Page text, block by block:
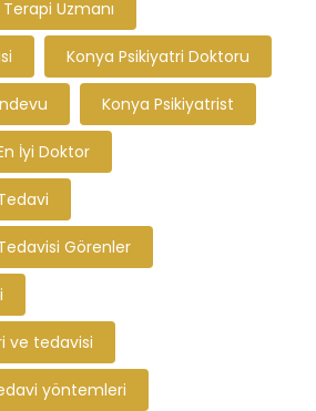
Uzmanı
Konya Psikiyatri Doktoru
Konya Psikiyatrist
İyi Doktor
Görenler
ve tedavisi
yöntemleri